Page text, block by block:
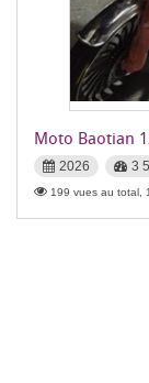
Moto Baotian
2026 3
199 vues au total,